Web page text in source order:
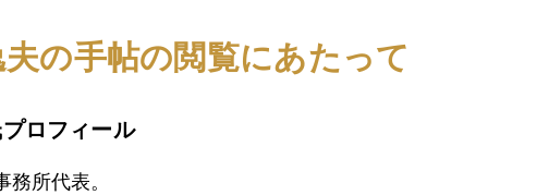
夫の手帖の閲覧にあたって
ロフィール
務所代表。